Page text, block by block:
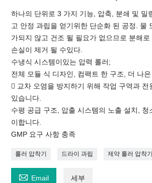
하나의 단위로 3 가지 기능, 압축, 분쇄 및 밀
고 안정 과립을 얻기위한 단순화 된 공정. 물
가되지 않고 건조 될 필요가 없으므로 분해로
손실이 제거 될 수있다.
수냉식 시스템이있는 압력 롤러;
전체 모듈 식 디자인, 컴팩트 한 구조, 더 나
 교차 오염을 방지하기 위해 작업 구역과 전
있습니다.
수평 공급 구조, 압출 시스템의 노출 설치, 청
이합니다.
GMP 요구 사항 충족
롤러 압착기 드라이 과립 제약 롤러 압착기
 Email 세부